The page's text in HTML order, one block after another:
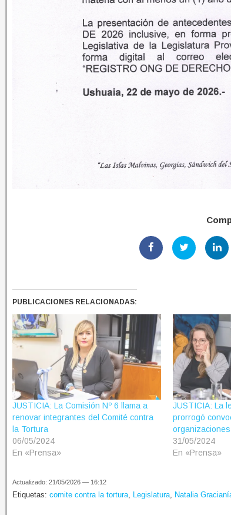
PUBLICACIONES RELACIONADAS:
JUSTICIA: La Comisión Nº 6 llama a
renovar integrantes del Comité contra
la Tortura
06/05/2024
En «Prensa»
JUSTICIA: La
prorrogó
31/05/2024
En «Prensa»
Actualizado: 21/05/2026 — 16:12
Etiquetas: comite contra la tortura Legislatura Natalia